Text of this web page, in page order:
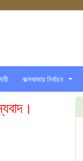
কক্সবাজার নির্বাচন